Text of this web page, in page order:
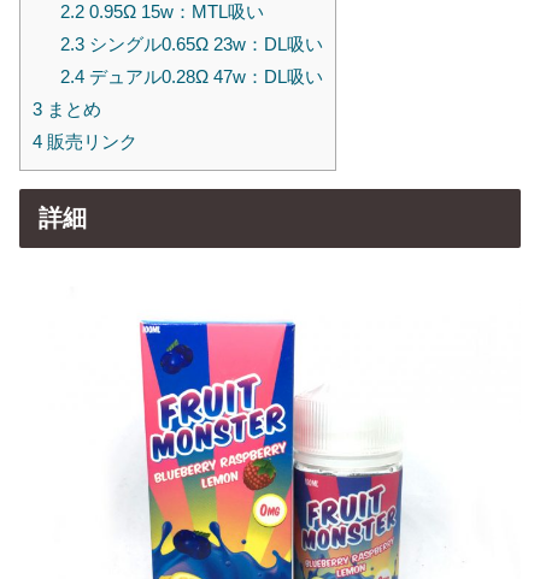
2.20.95Ω 15w：MTL吸い
2.3シングル0.65Ω 23w：DL吸い
2.4デュアル0.28Ω 47w：DL吸い
3 まとめ
4 販売リンク
詳細